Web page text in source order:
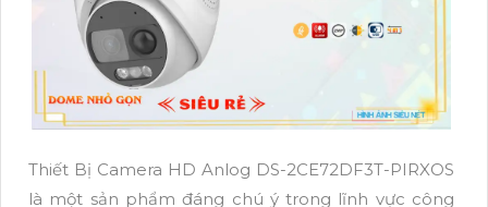
Thiết Bị Camera HD Anlog DS-2CE72DF3T-PIRXOS
là một sản phẩm đáng chú ý trong lĩnh vực công